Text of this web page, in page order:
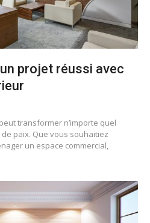
projet réussi avec
transformer n’importe quel
paix. Que vous souhaitiez
un espace commercial,